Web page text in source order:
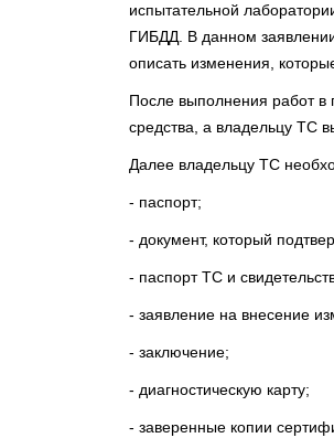
испытательной
ГИБДД. В данном
описать изменения,
После выполнения работ в
средства, а владельцу ТС
Далее владельцу ТС
- паспорт;
- документ, который
- паспорт ТС и
- заявление на внесение
- заключение;
- диагностическую карту;
- заверенные копии